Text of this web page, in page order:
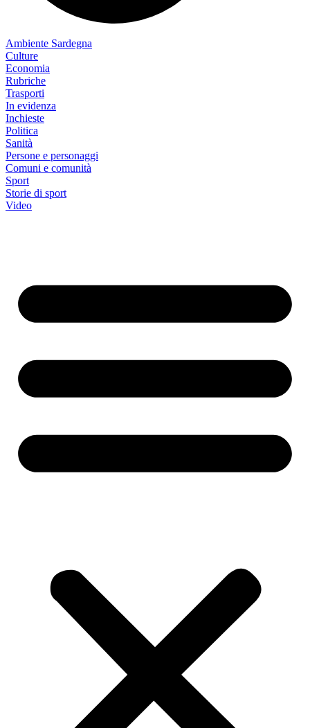
Ambiente Sardegna
Culture
Economia
Rubriche
Trasporti
In evidenza
Inchieste
Politica
Sanità
Persone e personaggi
Comuni e comunità
Sport
Storie di sport
Video